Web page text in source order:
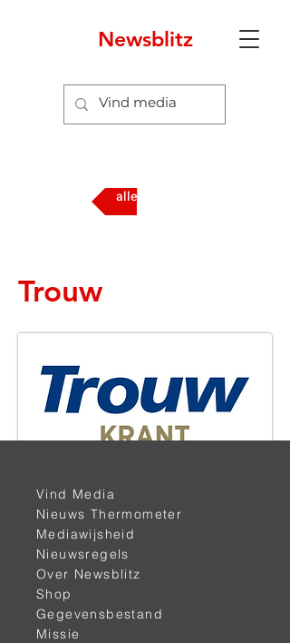
Newsblitz
alle media
Trouw
Vind Media
Nieuws Thermometer
Mediawijsheid
Nieuwsregels
Over Newsblitz
Shop
Gegevensbestand
Missie